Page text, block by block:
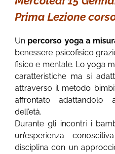
Prima Lezione
Un percorso yoga a
benessere psicofisico
fisico e mentale. Lo yoga
caratteristiche ma si
attraverso il metodo
affrontato adattandolo
dell’età.
Durante gli incontri i
un’esperienza
disciplina con un